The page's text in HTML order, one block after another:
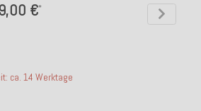
€*
ca. 14 Werktage